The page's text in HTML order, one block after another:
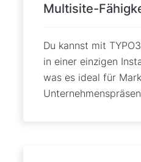
Multisite-
Du kannst mit
in einer einzigen
was es ideal für